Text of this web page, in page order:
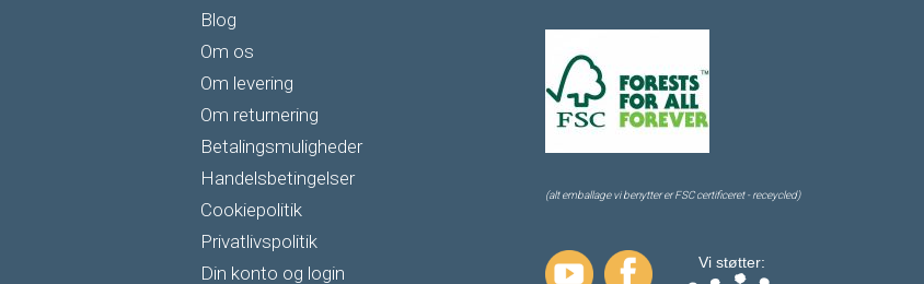
Blog
Om os
Om levering
Om returnering
Betalingsmuligheder
Handelsbetingelser
Cookiepolitik
Privatlivspolitik
Din konto og login
(alt emballage vi benytter er FSC certificeret - receycled)
Vi støtter: